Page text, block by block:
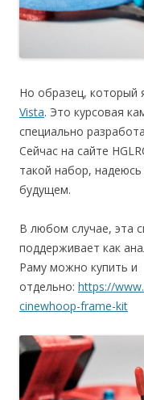
Но образец, который
Vista. Это курсовая
специально
Сейчас на сайте
такой набор,
будущем.
В любом случае, эта
поддерживает как
Раму можно купить и
отдельно: https://
cinewhoop-frame-kit